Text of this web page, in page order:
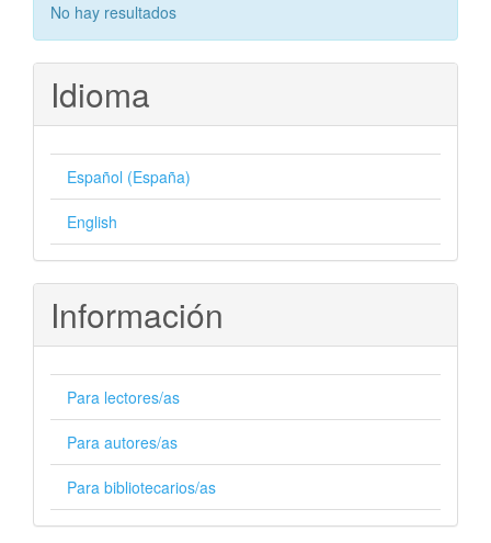
No hay resultados
Idioma
Español (España)
English
Información
Para lectores/as
Para autores/as
Para bibliotecarios/as